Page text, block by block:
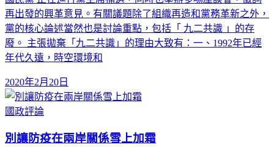
再出發的興革意見。有關議題除了組織再造和黨務革新之外，
黨的核心論述當然也是討論重點，包括「 九二共識 」的存
廢。 主張拋棄「九二共識」的理由大致有：一、1992年已經
年代久遠，時空環境和
2020年2月20日
國政評論
別讓防疫在兩岸關係雪上加霜